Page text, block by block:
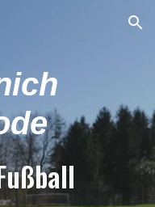
Skip to navigation